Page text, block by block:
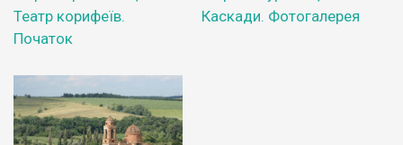
Театр корифеїв.
Початок
Каскади. Фотогалерея